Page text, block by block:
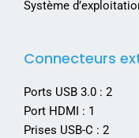
Système
Connecteurs
Ports USB 3.0 : 2
Port HDMI : 1
Prises USB-C : 2